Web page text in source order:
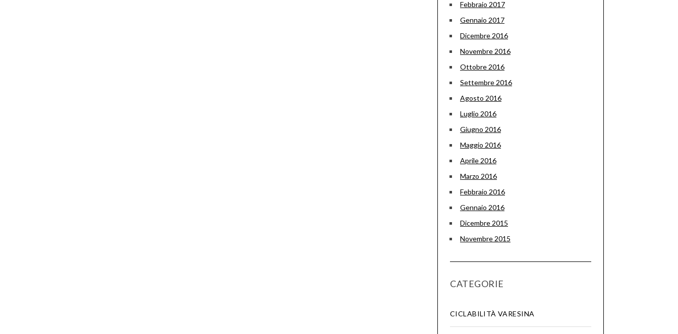
Febbraio 2017
Gennaio 2017
Dicembre 2016
Novembre 2016
Ottobre 2016
Settembre 2016
Agosto 2016
Luglio 2016
Giugno 2016
Maggio 2016
Aprile 2016
Marzo 2016
Febbraio 2016
Gennaio 2016
Dicembre 2015
Novembre 2015
CATEGORIE
CICLABILITÀ VARESINA